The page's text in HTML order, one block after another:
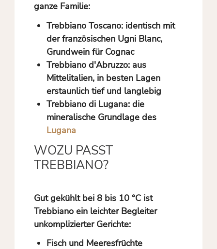
ganze Familie:
Trebbiano Toscano:identisch mit
der französischen Ugni Blanc,
Grundwein für Cognac
Trebbiano d'Abruzzo:aus
Mittelitalien, in besten Lagen
erstaunlich tief und langlebig
Trebbiano di Lugana:die
mineralische Grundlage des
Lugana
WOZU PASST
TREBBIANO?
Gut gekühlt bei 8 bis 10 °C ist
Trebbiano ein leichter Begleiter
unkomplizierter Gerichte:
Fisch und Meeresfrüchte